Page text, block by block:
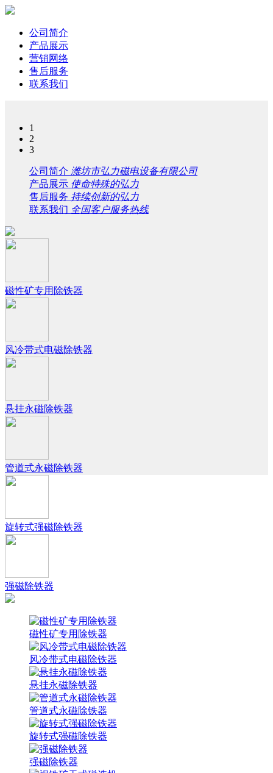
公司简介
产品展示
营销网络
售后服务
联系我们
1
2
3
公司简介 潍坊市弘力磁电设备有限公司
产品展示 使命特殊的弘力
售后服务 持续创新的弘力
联系我们 全国客户服务热线
磁性矿专用除铁器
风冷带式电磁除铁器
悬挂永磁除铁器
管道式永磁除铁器
旋转式强磁除铁器
强磁除铁器
磁性矿专用除铁器
风冷带式电磁除铁器
悬挂永磁除铁器
管道式永磁除铁器
旋转式强磁除铁器
强磁除铁器